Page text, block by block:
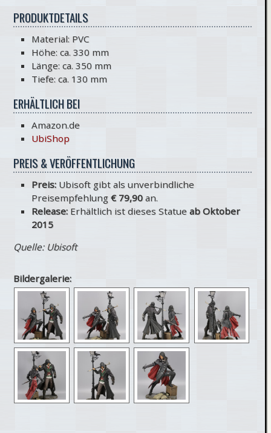
PRODUKTDETAILS
Material: PVC
Höhe: ca. 330 mm
Länge: ca. 350 mm
Tiefe: ca. 130 mm
ERHÄLTLICH BEI
Amazon.de
UbiShop
PREIS & VERÖFFENTLICHUNG
Preis:Ubisoft gibt als unverbindliche
Preisempfehlung € 79,90an.
Release:Erhältlich ist dieses Statue ab Oktober
2015
Quelle: Ubisoft
Bildergalerie: